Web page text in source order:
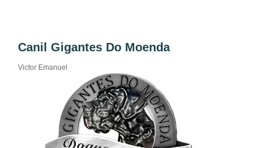
Canil Gigantes Do Moenda
Victor Emanuel